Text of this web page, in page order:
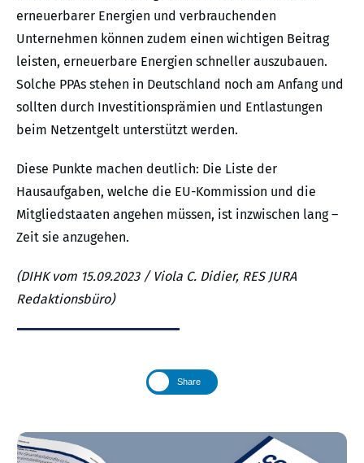
erneuerbarer Energien und verbrauchenden
Unternehmen können zudem einen wichtigen Beitrag
leisten, erneuerbare Energien schneller auszubauen.
Solche PPAs stehen in Deutschland noch am Anfang und
sollten durch Investitionsprämien und Entlastungen
beim Netzentgelt unterstützt werden.
Diese Punkte machen deutlich: Die Liste der
Hausaufgaben, welche die EU-Kommission und die
Mitgliedstaaten angehen müssen, ist inzwischen lang –
Zeit sie anzugehen.
(DIHK vom 15.09.2023 / Viola C. Didier, RES JURA
Redaktionsbüro)
Share